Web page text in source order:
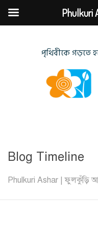
পৃথিবীকে গড়তে
Blog Timeline
Phulkuri Ashar | ফুলকুঁড়ি
Phulkuri